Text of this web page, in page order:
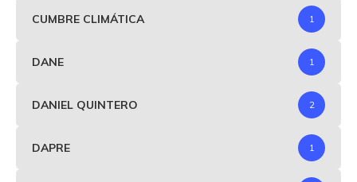
CUMBRE CLIMÁTICA 1
DANE 1
DANIEL QUINTERO 2
DAPRE 1